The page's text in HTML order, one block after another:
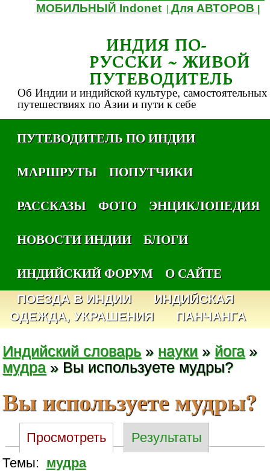
МОБИЛЬНЫЙ Indonet |Для АВТОРОВ
ИНДИЯ ПО-
РУССКИ ~ ЖИВОЙ
ПУТЕВОДИТЕЛЬ
Об Индии и индийской культуре, самостоятельных
путешествиях по Азии и пути к себе
ПУТЕВОДИТЕЛЬ ПО ИНДИИ
МАРШРУТЫ
ПОПУТЧИКИ
РАССКАЗЫ
ФОТО
ЭНЦИКЛОПЕДИЯ
НОВОСТИ ИНДИИ
БЛОГИ
ИНДИЙСКИЙ ФОРУМ
О САЙТЕ
ПОЕЗДА В ИНДИИ
ИНДИЙСКАЯ
ОДЕЖДА, УКРАШЕНИЯ
ПАНЧАНГА
Индийский словарь » науки » йога »
мудра » Вы используете мудры?
Вы используете мудры?
Просмотреть
Результаты
Темы: мудра